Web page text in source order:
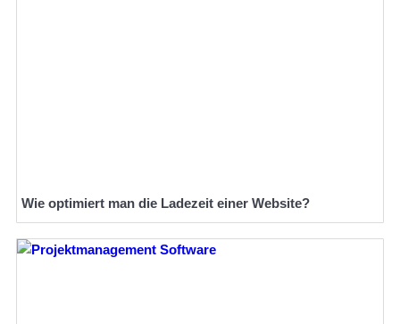
Wie optimiert man die Ladezeit einer Website?